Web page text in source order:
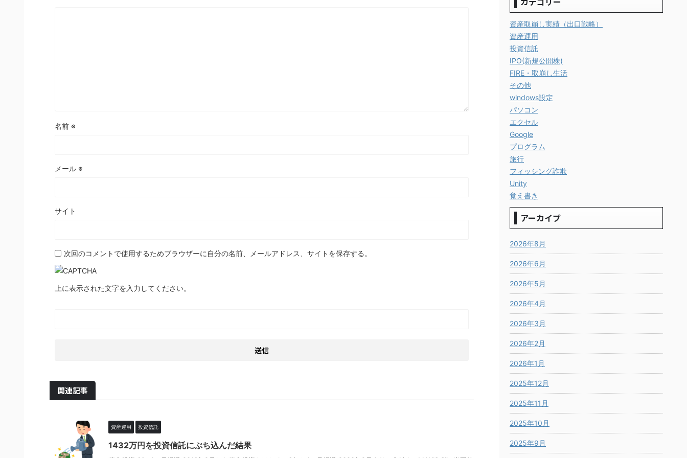
名前 ※
メール ※
サイト
次回のコメントで使用するためブラウザーに自分の名前、メールアドレス、サイトを保存する。
上に表示された文字を入力してください。
関連記事
資産運用 投資信託
1432万円を投資信託にぶち込んだ結果
資産取崩し実績（出口戦略）
資産運用
投資信託
IPO(新規公開株)
FIRE・取崩し生活
その他
windows設定
パソコン
エクセル
Google
プログラム
旅行
フィッシング詐欺
Unity
覚え書き
アーカイブ
2026年8月
2026年6月
2026年5月
2026年4月
2026年3月
2026年2月
2026年1月
2025年12月
2025年11月
2025年10月
2025年9月